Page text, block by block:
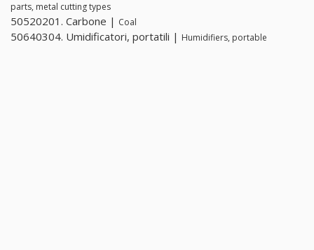
parts, metal cutting types
50520201. Carbone | Coal
50640304. Umidificatori, portatili | Humidifiers, portable